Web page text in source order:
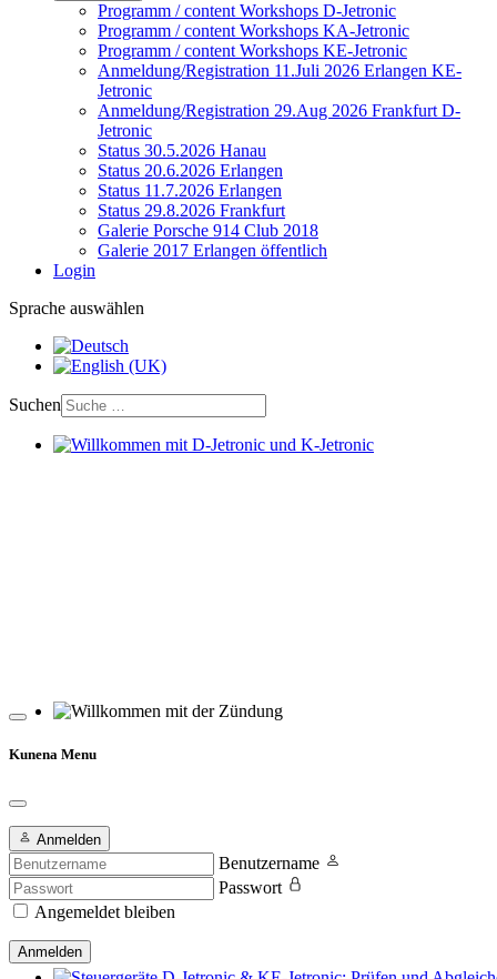
Programm / content Workshops D-Jetronic
Programm / content Workshops KA-Jetronic
Programm / content Workshops KE-Jetronic
Anmeldung/Registration 11.Juli 2026 Erlangen KE-
Jetronic
Anmeldung/Registration 29.Aug 2026 Frankfurt D-
Jetronic
Status 30.5.2026 Hanau
Status 20.6.2026 Erlangen
Status 11.7.2026 Erlangen
Status 29.8.2026 Frankfurt
Galerie Porsche 914 Club 2018
Galerie 2017 Erlangen öffentlich
Login
Sprache auswählen
Suchen
Kunena Menu
Anmelden
Benutzername
Passwort
Angemeldet bleiben
Anmelden